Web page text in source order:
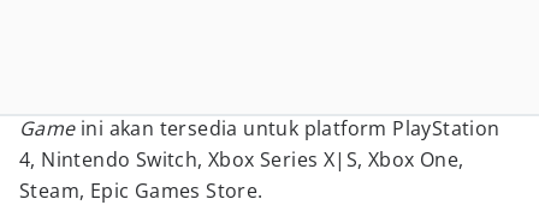
Game ini akan tersedia untuk platform PlayStation
4, Nintendo Switch, Xbox Series X|S, Xbox One,
Steam, Epic Games Store.